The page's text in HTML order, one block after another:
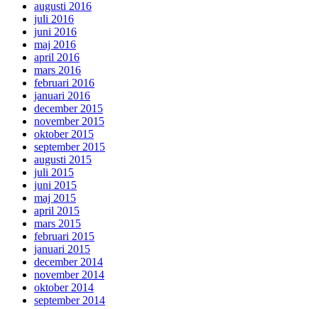
augusti 2016
juli 2016
juni 2016
maj 2016
april 2016
mars 2016
februari 2016
januari 2016
december 2015
november 2015
oktober 2015
september 2015
augusti 2015
juli 2015
juni 2015
maj 2015
april 2015
mars 2015
februari 2015
januari 2015
december 2014
november 2014
oktober 2014
september 2014